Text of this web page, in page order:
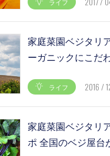
ライフ
家庭菜園ベジタリ
ーガニックにこだ
ライフ 2016 /
家庭菜園ベジタリ
ポ 全国のベジ屋台